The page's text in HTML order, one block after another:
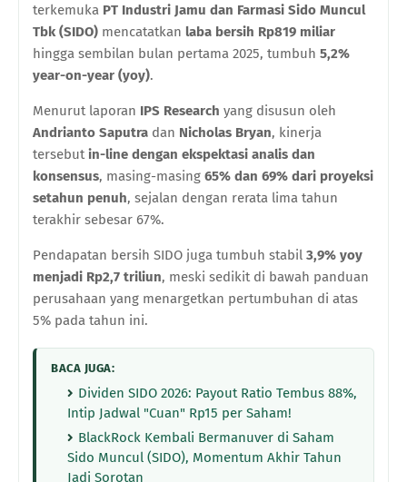
terkemuka PT Industri Jamu dan Farmasi Sido Muncul
Tbk (SIDO) mencatatkan laba bersih Rp819 miliar
hingga sembilan bulan pertama 2025, tumbuh 5,2%
year-on-year (yoy).
Menurut laporan IPS Research yang disusun oleh
Andrianto Saputra dan Nicholas Bryan, kinerja
tersebutin-line dengan ekspektasi analis dan
konsensus, masing-masing 65% dan 69% dari proyeksi
setahun penuh, sejalan dengan rerata lima tahun
terakhir sebesar 67%.
Pendapatan bersih SIDO juga tumbuh stabil 3,9% yoy
menjadi Rp2,7 triliun, meski sedikit di bawah panduan
perusahaan yang menargetkan pertumbuhan di atas
5% pada tahun ini.
BACA JUGA:
Dividen SIDO 2026: Payout Ratio Tembus 88%,
Intip Jadwal "Cuan" Rp15 per Saham!
BlackRock Kembali Bermanuver di Saham
Sido Muncul (SIDO), Momentum Akhir Tahun
Jadi Sorotan